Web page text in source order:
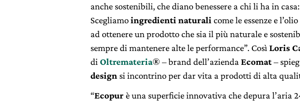
anche sostenibili, che diano benessere a chi li ha in
Scegliamoingredienti naturali come le essenze e
ad ottenere un prodotto che sia il più naturale e
sempre di mantenere alte le performance”. Così Loris
di Oltremateria® – brand dell’azienda Ecomat–
design si incontrino per dar vita a prodotti di alta
“Ecopurè una superficie innovativa che depura l’aria